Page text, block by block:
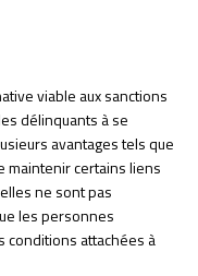
viable aux sanctions
délinquants à se
avantages tels que
maintenir certains liens
ne sont pas
les personnes
conditions attachées à